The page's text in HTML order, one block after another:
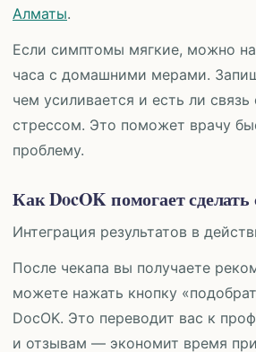
Алматы.
Если симптомы мягкие, можно
часа с домашними мерами.
чем усиливается и есть ли
стрессом. Это поможет врачу
проблему.
Как DocOK помогает
Интеграция результатов в
После чекапа вы получаете
можете нажать кнопку
DocOK. Это переводит вас к
и отзывам — экономит время